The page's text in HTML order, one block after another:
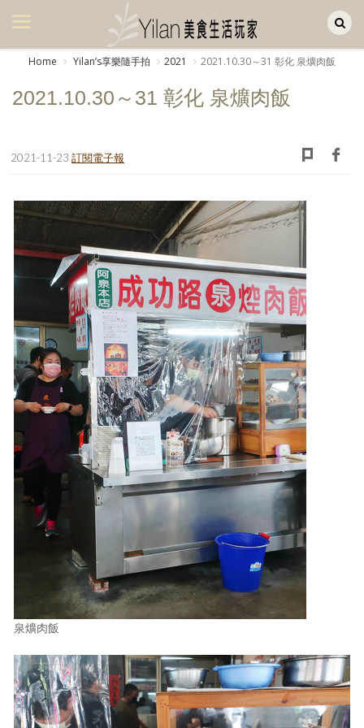
美食集
生活風
書房集
日記簿
餐桌週記
享樂隨手拍
照相簿
影音區
創意出版服務
歷史區
關於Yilan
活動實況記錄
媒體報導一覽
訂閱電子報
Home Yilanʼs享樂隨手拍 2021 2021.10.30～31 彰化 泉爌肉飯
2021.10.30～31 彰化 泉爌肉飯
2021-11-23 訂閱電子報
泉爌肉飯